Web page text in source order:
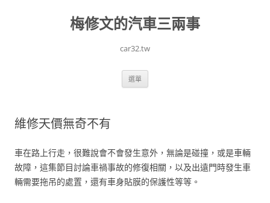
梅修文的汽車三兩事
car32.tw
選單
維修天價無奇不有
車在路上行走，很難說會不會發生意外，無論是碰撞，或是車輛
故障，這集節目討論車禍事故的修復相關，以及出遠門時發生車
輛需要拖吊的處置，還有車身貼膜的保護性等等。